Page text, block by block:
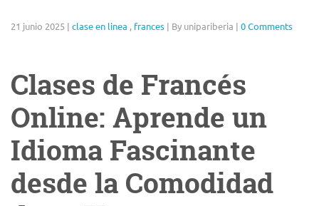
21 junio 2025 | clase en linea , frances | By unipariberia | 0 Comments
Clases de Francés
Online: Aprende un
Idioma Fascinante
desde la Comodidad